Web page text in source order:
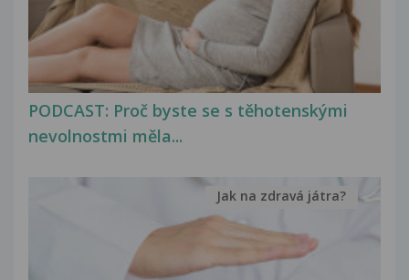
PODCAST: Proč byste se s těhotenskými
nevolnostmi měla...
Jak na zdravá játra?